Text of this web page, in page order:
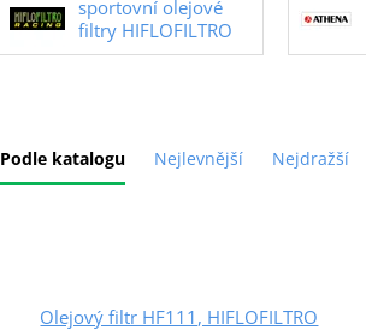
sportovní olejové
filtry HIFLOFILTRO
Podle katalogu Nejlevnější Nejdražší
Olejový filtr HF111, HIFLOFILTRO